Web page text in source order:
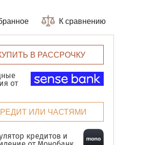
К сравнению
В РАССРОЧКУ
от
ИЛИ ЧАСТЯМИ
кредитов и